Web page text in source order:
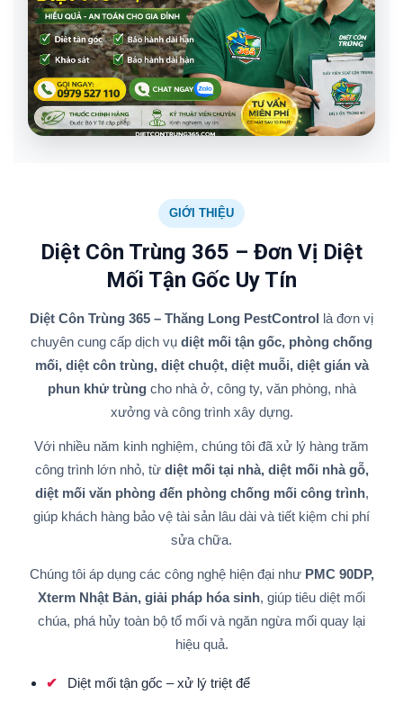
GIỚI THIỆU
Diệt Côn Trùng 365 – Đơn Vị Diệt
Mối Tận Gốc Uy Tín
Diệt Côn Trùng 365 – Thăng Long PestControl là đơn vị
chuyên cung cấp dịch vụ diệt mối tận gốc, phòng chống
mối, diệt côn trùng, diệt chuột, diệt muỗi, diệt gián và
phun khử trùngcho nhà ở, công ty, văn phòng, nhà
xưởng và công trình xây dựng.
Với nhiều năm kinh nghiệm, chúng tôi đã xử lý hàng trăm
công trình lớn nhỏ, từ diệt mối tại nhà, diệt mối nhà gỗ,
diệt mối văn phòng đến phòng chống mối công trình,
giúp khách hàng bảo vệ tài sản lâu dài và tiết kiệm chi phí
sửa chữa.
Chúng tôi áp dụng các công nghệ hiện đại như PMC 90DP,
Xterm Nhật Bản, giải pháp hóa sinh, giúp tiêu diệt mối
chúa, phá hủy toàn bộ tổ mối và ngăn ngừa mối quay lại
hiệu quả.
Diệt mối tận gốc – xử lý triệt để